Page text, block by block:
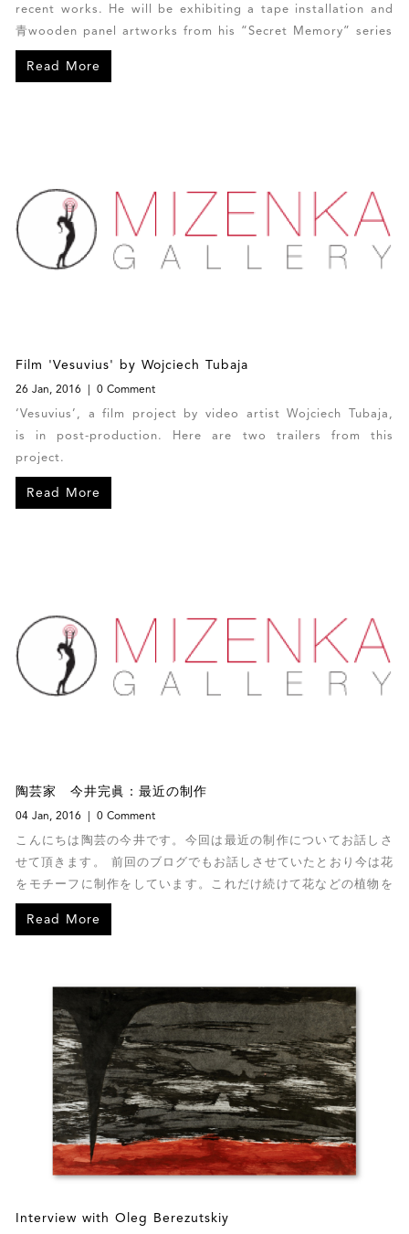
recent works. He will be exhibiting a tape installation and
青wooden panel artworks from his “Secret Memory” series
Read More
Film 'Vesuvius' by Wojciech Tubaja
26 Jan, 2016 0 Comment
‘Vesuvius’, a film project by video artist Wojciech Tubaja,
is in post-production. Here are two trailers from this
project.
Read More
陶芸家 今井完眞：最近の制作
04 Jan, 2016 0 Comment
こんにちは陶芸の今井です。今回は最近の制作についてお話しさ
せて頂きます。 前回のブログでもお話しさせていたとおり今は花
をモチーフに制作をしています。これだけ続けて花などの植物を
制作したことはいままでありません。
Read More
Interview with Oleg Berezutskiy